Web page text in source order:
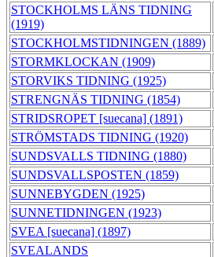
STOCKHOLMS LÄNS TIDNING
(1919)
STOCKHOLMSTIDNINGEN (1889)
STORMKLOCKAN (1909)
STORVIKS TIDNING (1925)
STRENGNÄS TIDNING (1854)
STRIDSROPET [suecana] (1891)
STRÖMSTADS TIDNING (1920)
SUNDSVALLS TIDNING (1880)
SUNDSVALLSPOSTEN (1859)
SUNNEBYGDEN (1925)
SUNNETIDNINGEN (1923)
SVEA [suecana] (1897)
SVEALANDS